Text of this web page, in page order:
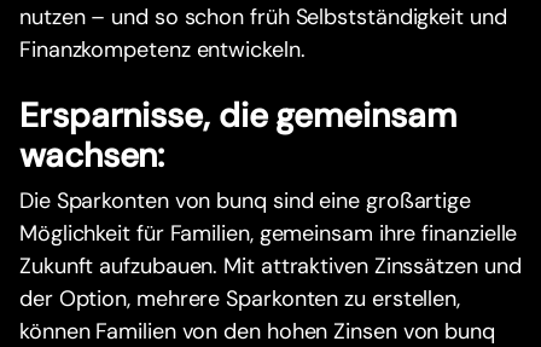
nutzen – und so schon früh Selbstständigkeit und
Finanzkompetenz entwickeln.
Ersparnisse, die gemeinsam
wachsen:
Die Sparkonten von bunq sind eine großartige
Möglichkeit für Familien, gemeinsam ihre finanzielle
Zukunft aufzubauen. Mit attraktiven Zinssätzen und
der Option, mehrere Sparkonten zu erstellen,
können Familien von den hohen Zinsen von bunq